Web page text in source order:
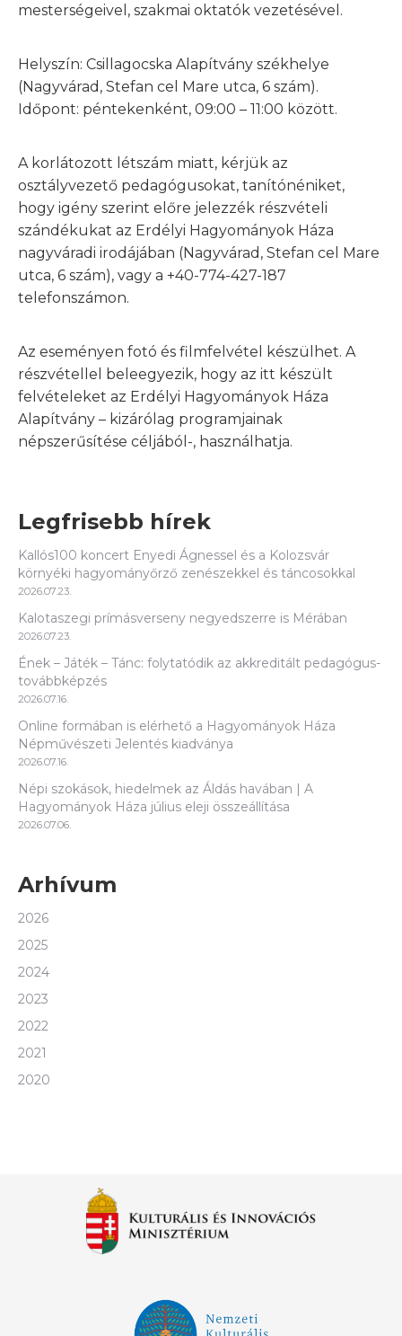
mesterségeivel, szakmai oktatók vezetésével.
Helyszín: Csillagocska Alapítvány székhelye
(Nagyvárad, Stefan cel Mare utca, 6 szám).
Időpont: péntekenként, 09:00 – 11:00 között.
A korlátozott létszám miatt, kérjük az
osztályvezető pedagógusokat, tanítónéniket,
hogy igény szerint előre jelezzék részvételi
szándékukat az Erdélyi Hagyományok Háza
nagyváradi irodájában (Nagyvárad, Stefan cel Mare
utca, 6 szám), vagy a +40-774-427-187
telefonszámon.
Az eseményen fotó és filmfelvétel készülhet. A
részvétellel beleegyezik, hogy az itt készült
felvételeket az Erdélyi Hagyományok Háza
Alapítvány – kizárólag programjainak
népszerűsítése céljából-, használhatja.
Legfrisebb hírek
Kallós100 koncert Enyedi Ágnessel és a Kolozsvár
környéki hagyományőrző zenészekkel és táncosokkal
2026.07.23.
Kalotaszegi prímásverseny negyedszerre is Mérában
2026.07.23.
Ének – Játék – Tánc: folytatódik az akkreditált pedagógus-
továbbképzés
2026.07.16.
Online formában is elérhető a Hagyományok Háza
Népművészeti Jelentés kiadványa
2026.07.16.
Népi szokások, hiedelmek az Áldás havában | A
Hagyományok Háza július eleji összeállítása
2026.07.06.
Arhívum
2026
2025
2024
2023
2022
2021
2020